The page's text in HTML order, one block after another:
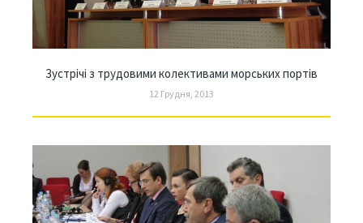
Зустрічі з трудовими колективами морських портів
12 Грудня, 2013